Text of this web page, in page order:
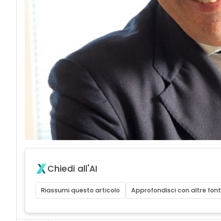
Chiedi all'AI
Riassumi questo articolo Approfondisci con altre